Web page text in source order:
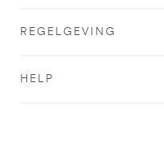
REGELGEVING
HELP